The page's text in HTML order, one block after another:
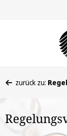
befinden
hier:
zurück zu: